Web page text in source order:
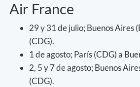
Air France
29 y 31 de julio; Buenos Aires
(CDG).
1 de agosto; París (CDG) a
2, 5 y 7 de agosto; Buenos
(CDG).